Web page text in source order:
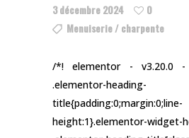
3 décembre 2024
0
Menuiserie / charpente
/*! elementor - v3.20.0 -
.elementor-heading-
title{padding:0;margin:0;line-
height:1}.elementor-widget-